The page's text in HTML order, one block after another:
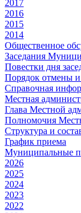
2017
2016
2015
2014
Общественное
Заседания
Повестки дня
Порядок отмены
Справочная
Местная
Глава Местной
Полномочия
Cтруктура и
График приема
Муниципальные
2026
2025
2024
2023
2022